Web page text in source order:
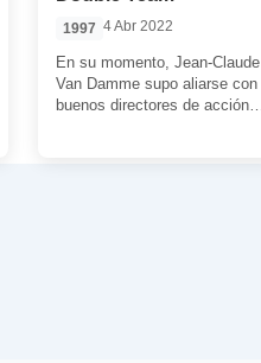
1997 4 Abr 2022
En su momento, Jean-Claude
Van Damme supo aliarse con
buenos directores de acción